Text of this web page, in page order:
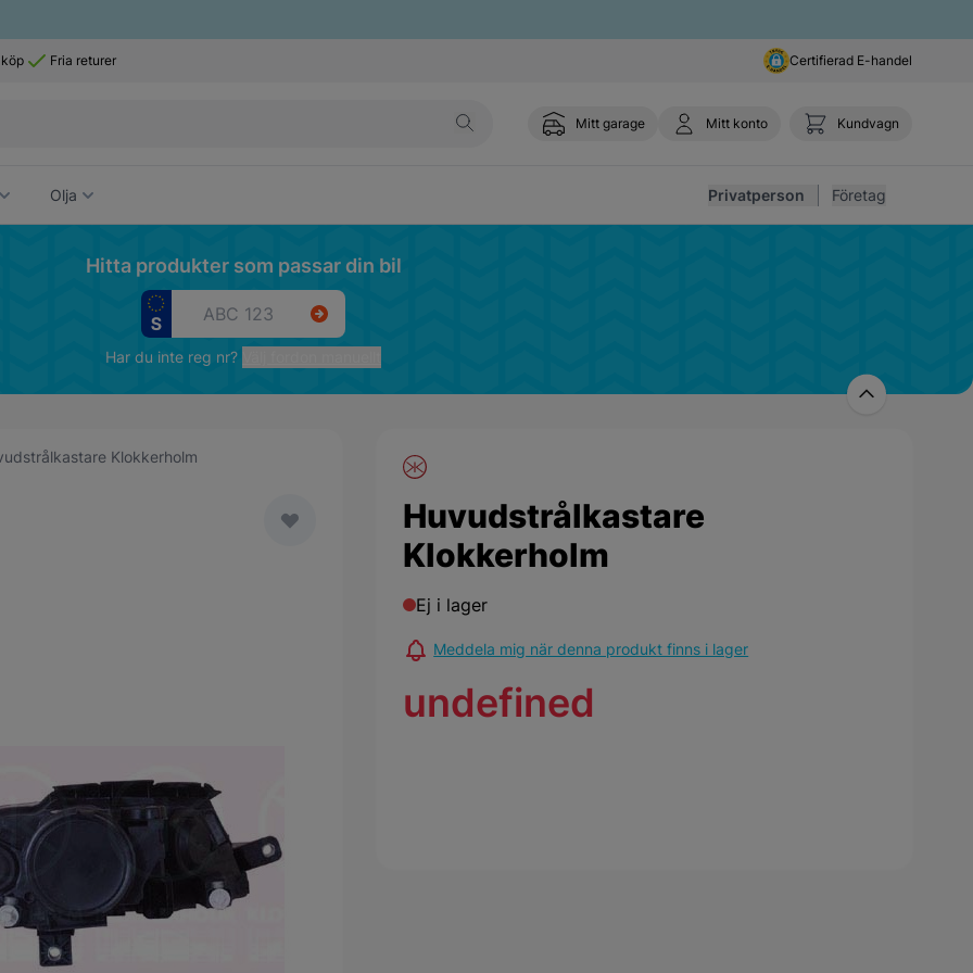
Fria returer Certifierad E-handel
Mitt garage Mitt konto Kundvagn
Olja Privatperson Företag
Hitta produkter som passar din bil
Har du inte reg nr?
Klokkerholm
Huvudstrålkastare
Klokkerholm
Ej i lager
Meddela mig när denna produkt finns i lager
undefined